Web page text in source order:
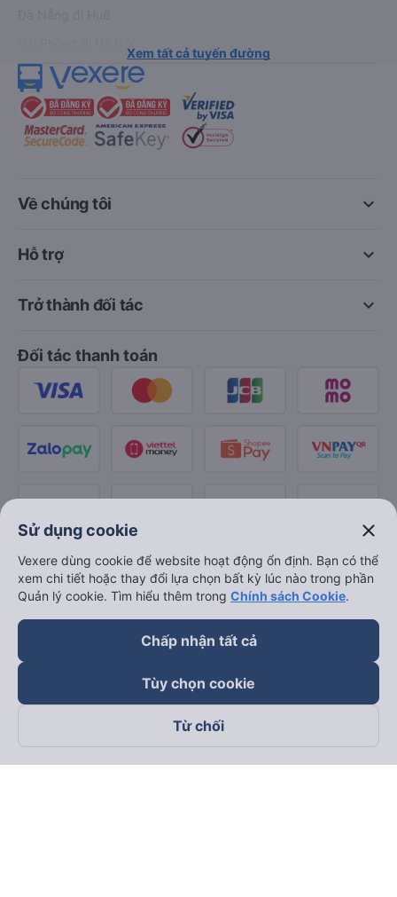
Xem tất cả tuyến đường
keyboard_arrow_down
Về chúng tôi
keyboard_arrow_down
Hỗ trợ
keyboard_arrow_down
Trở thành đối tác
Đối tác thanh toán
Theo dõi chúng tôi trên
Sử dụng cookie close
Vexere dùng cookie để website hoạt động ổn định. Bạn có thể
xem chi tiết hoặc thay đổi lựa chọn bất kỳ lúc nào trong phần
Quản lý cookie. Tìm hiểu thêm trong Chính sách Cookie.
Chấp nhận tất cả
Tùy chọn cookie
Từ chối